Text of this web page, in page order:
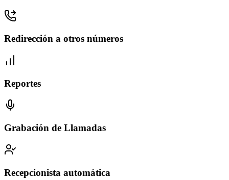
Redirección a otros números
Reportes
Grabación de Llamadas
Recepcionista automática